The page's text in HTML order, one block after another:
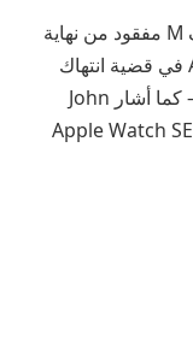
قد يبدو مبلغ 250 دولارًا (نعم، لا يوجد حرف M مفقود من نهاية
هذا الرقم) الذي حصلت عليه شركة Apple في قضية انتهاك
براءات الاختراع ضد Masimo أمرًا مسليًا – كما أشار John
Gruber بسخرية، فهو يكفي لشراء ساعة Apple Watch SE